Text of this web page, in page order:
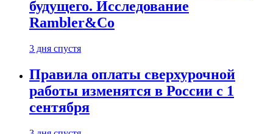
будущего. Исследование
Rambler&Co
3 дня спустя
Правила оплаты сверхурочной
работы изменятся в России с 1
сентября